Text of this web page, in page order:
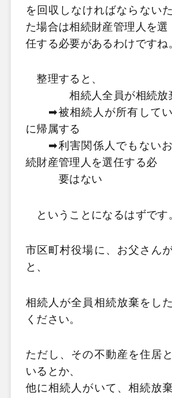
を回収しなければならないた
た場合は相続財産管理人を選
任する必要があるわけですね
整理すると、
相続人全員が相続放
➡被相続人が所有してい
に帰属する
➡利害関係人でもないお
続財産管理人を選任する必
要はない
ということになるはずです
市区町村役場に、お父さん
と、
相続人が全員相続放棄をし
ください。
ただし、その不動産を住居
いるとか、
他に相続人がいて、相続放